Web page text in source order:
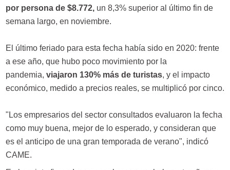
por persona de $8.772,un 8,3% superior al último fin de
semana largo, en noviembre.
El último feriado para esta fecha había sido en 2020: frente
a ese año, que hubo poco movimiento por la
pandemia, viajaron 130% más de turistas, y el impacto
económico, medido a precios reales, se multiplicó por cinco.
"Los empresarios del sector consultados evaluaron la fecha
como muy buena, mejor de lo esperado, y consideran que
es el anticipo de una gran temporada de verano", indicó
CAME.